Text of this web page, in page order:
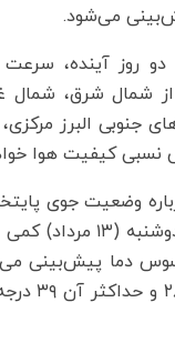
می‌شود.
روز آینده،
شمال شرق، شمال
جنوبی البرز
نسبی کیفیت هوا
وضعیت جوی
آسمان تهران امروز
دما پیش‌بینی
حداقل